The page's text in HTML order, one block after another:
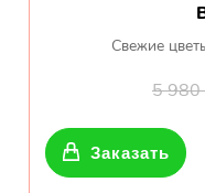
Свежие
5 980
Заказать